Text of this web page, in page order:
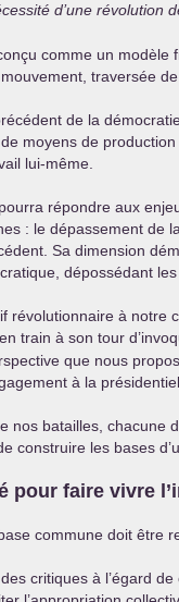
d’une révolution
comme un
traversée
de la
moyens de production
lui-même.
répondre aux
: le dépassement de
Sa dimension
dépossédant
révolutionnaire à notre
train à son tour
que nous
à la
nos batailles,
construire les bases
pour faire vivre
commune doit être
critiques à l’égard